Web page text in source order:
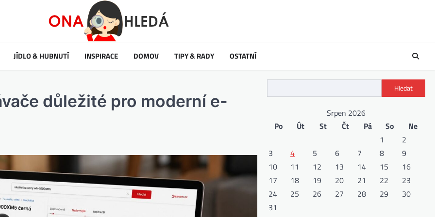
JÍDLO & HUBNUTÍ INSPIRACE DOMOV TIPY & RADY OSTATNÍ
důležité pro moderní e-
Hledat
Srpen 2026
Po
Út St Čt Pá So
Ne
1
2
3
4 5 6 7 8
9
10
11 12 13 14 15
16
17
18 19 20 21 22
23
24
25 26 27 28 29
30
31